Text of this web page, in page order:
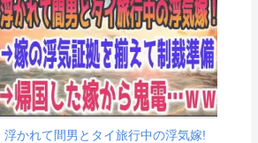
浮かれて間男とタイ旅行中の浮気嫁!